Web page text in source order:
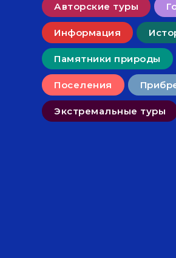
Авторские туры
Информация
Памятники природы
Поселения
Экстремальные туры